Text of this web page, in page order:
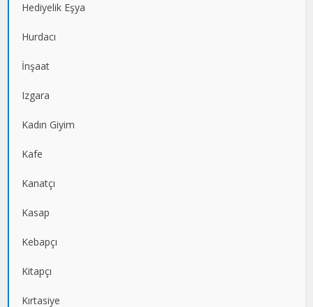
Hediyelik Eşya
Hurdacı
İnşaat
Izgara
Kadın Giyim
Kafe
Kanatçı
Kasap
Kebapçı
Kitapçı
Kırtasiye